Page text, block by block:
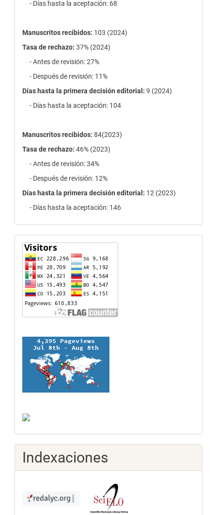
- Días hasta la aceptación: 68
Manuscritos recibidos: 103 (2024)
Tasa de rechazo: 37% (2024)
- Antes de revisión: 27%
- Después de revisión: 11%
Días hasta la primera decisión editorial: 9 (2024)
- Días hasta la aceptación: 104
Manuscritos recibidos: 84(2023)
Tasa de rechazo: 46% (2023)
- Antes de revisión: 34%
- Después de revisión: 12%
Días hasta la primera decisión editorial: 12 (2023)
- Días hasta la aceptación: 146
contador
Indexaciones